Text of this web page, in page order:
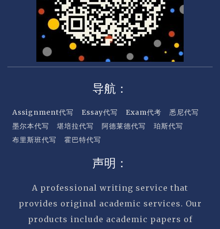
导航：
Assignment代写 Essay代写 Exam代考
悉尼代写
墨尔本代写
堪培拉代写 阿德莱德代写
珀斯代写
布里斯班代写
霍巴特代写
声明：
A professional writing service that
provides original academic services. Our
products include academic papers of